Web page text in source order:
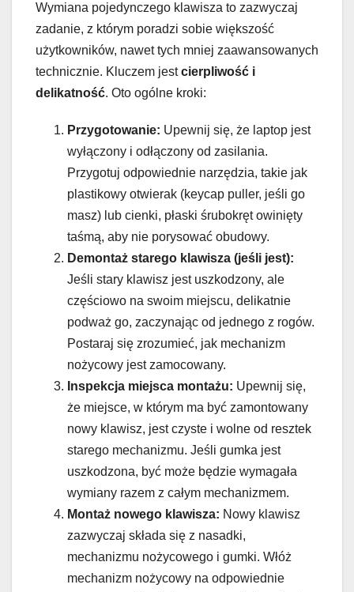
Wymiana pojedynczego klawisza to zazwyczaj
zadanie, z którym poradzi sobie większość
użytkowników, nawet tych mniej zaawansowanych
technicznie. Kluczem jestcierpliwość i
delikatność. Oto ogólne kroki:
Przygotowanie: Upewnij się, że laptop jest
wyłączony i odłączony od zasilania.
Przygotuj odpowiednie narzędzia, takie jak
plastikowy otwierak (keycap puller, jeśli go
masz) lub cienki, płaski śrubokręt owinięty
taśmą, aby nie porysować obudowy.
Demontaż starego klawisza (jeśli jest):
Jeśli stary klawisz jest uszkodzony, ale
częściowo na swoim miejscu, delikatnie
podważ go, zaczynając od jednego z rogów.
Postaraj się zrozumieć, jak mechanizm
nożycowy jest zamocowany.
Inspekcja miejsca montażu: Upewnij się,
że miejsce, w którym ma być zamontowany
nowy klawisz, jest czyste i wolne od resztek
starego mechanizmu. Jeśli gumka jest
uszkodzona, być może będzie wymagała
wymiany razem z całym mechanizmem.
Montaż nowego klawisza: Nowy klawisz
zazwyczaj składa się z nasadki,
mechanizmu nożycowego i gumki. Włóż
mechanizm nożycowy na odpowiednie